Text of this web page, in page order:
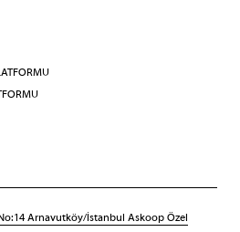
Arnavutköy/İstanbul Askoop Özel